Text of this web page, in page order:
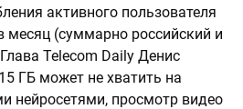
активного пользователя
месяц (суммарно российский и
Telecom Daily Денис
ГБ может не хватить на
нейросетями, просмотр видео